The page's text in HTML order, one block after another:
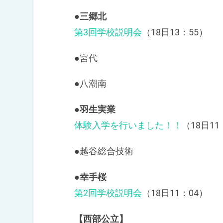
●三郷北
第3回学校説明会 （18日13：55）
●宮代
●八潮南
●羽生実業
体験入学を行いました！！
（18日
●越谷総合技術
●幸手桜
第2回学校説明会 （18日11：04）
【西部公立】